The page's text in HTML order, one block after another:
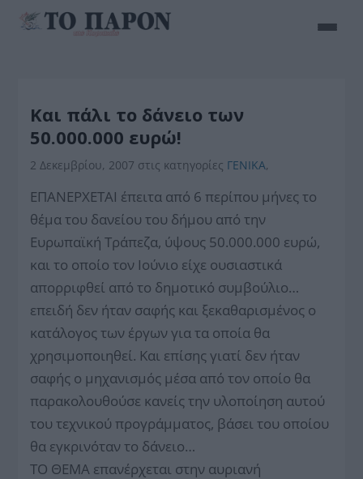
Και πάλι το δάνειο των
50.000.000 ευρώ!
2 Δεκεμβρίου, 2007 στις κατηγορίες ΓΕΝΙΚΑ,
ΕΠΑΝΕΡΧΕΤΑΙ έπειτα από 6 περίπου μήνες το
θέμα του δανείου του δήμου από την
Ευρωπαϊκή Τράπεζα, ύψους 50.000.000 ευρώ,
και το οποίο τον Ιούνιο είχε ουσιαστικά
απορριφθεί από το δημοτικό συμβούλιο…
επειδή δεν ήταν σαφής και ξεκαθαρισμένος ο
κατάλογος των έργων για τα οποία θα
χρησιμοποιηθεί. Και επίσης γιατί δεν ήταν
σαφής ο μηχανισμός μέσα από τον οποίο θα
παρακολουθούσε κανείς την υλοποίηση αυτού
του τεχνικού προγράμματος, βάσει του οποίου
θα εγκρινόταν το δάνειο…
ΤΟ ΘΕΜΑ επανέρχεται στην αυριανή